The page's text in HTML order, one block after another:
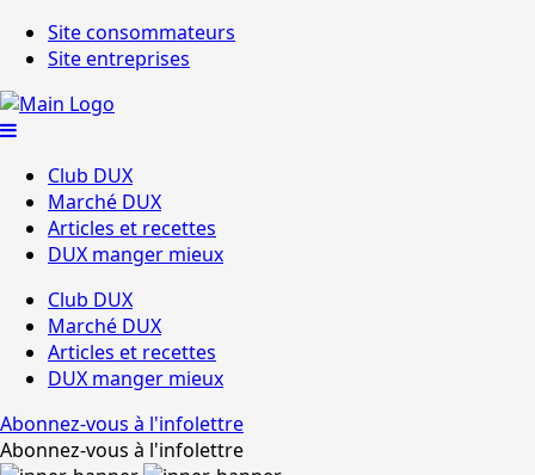
Site consommateurs
Site entreprises
Club DUX
Marché DUX
Articles et recettes
DUX manger mieux
Club DUX
Marché DUX
Articles et recettes
DUX manger mieux
Abonnez-vous à l'infolettre
Abonnez-vous à l'infolettre